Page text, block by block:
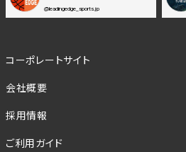
@leadingedge_sports.jp
コーポレートサイト
会社概要
採用情報
ご利用ガイド